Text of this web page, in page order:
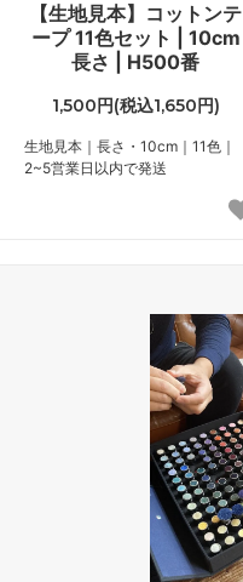
【生地見本】コットンテ
ープ 11色セット | 10cm
長さ | H500番
1,500円(税込1,650円)
生地見本｜長さ・10cm｜11色｜
2~5営業日以内で発送